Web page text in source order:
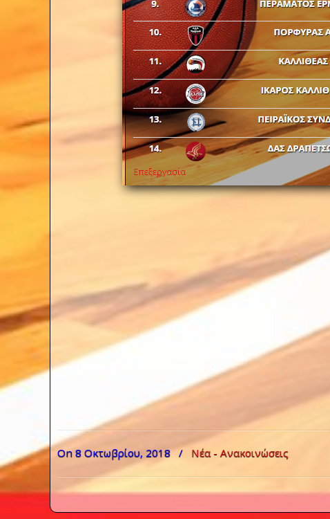
On 8 Οκτωβρίου, 2018 / Νέα - Ανακοινώσεις